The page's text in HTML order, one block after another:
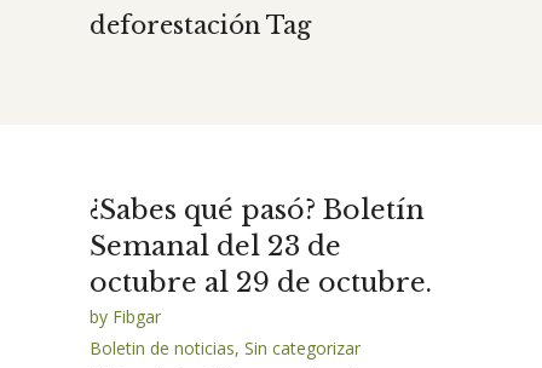
deforestación Tag
¿Sabes qué pasó? Boletín
Semanal del 23 de
octubre al 29 de octubre.
by Fibgar
Boletin de noticias, Sin categorizar